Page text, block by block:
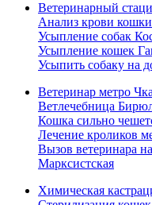
Ветеринарный
Анализ крови
Усыпление собак
Усыпление кошек
Усыпить собаку на
Ветеринар метро
Ветлечебница
Кошка сильно
Лечение кроликов
Вызов ветеринара
Марксистская
Химическая